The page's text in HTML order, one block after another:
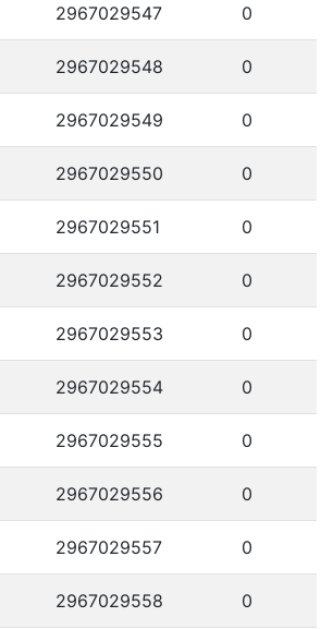
2967029547 0
2967029548 0
2967029549 0
2967029550 0
2967029551 0
2967029552 0
2967029553 0
2967029554 0
2967029555 0
2967029556 0
2967029557 0
2967029558 0